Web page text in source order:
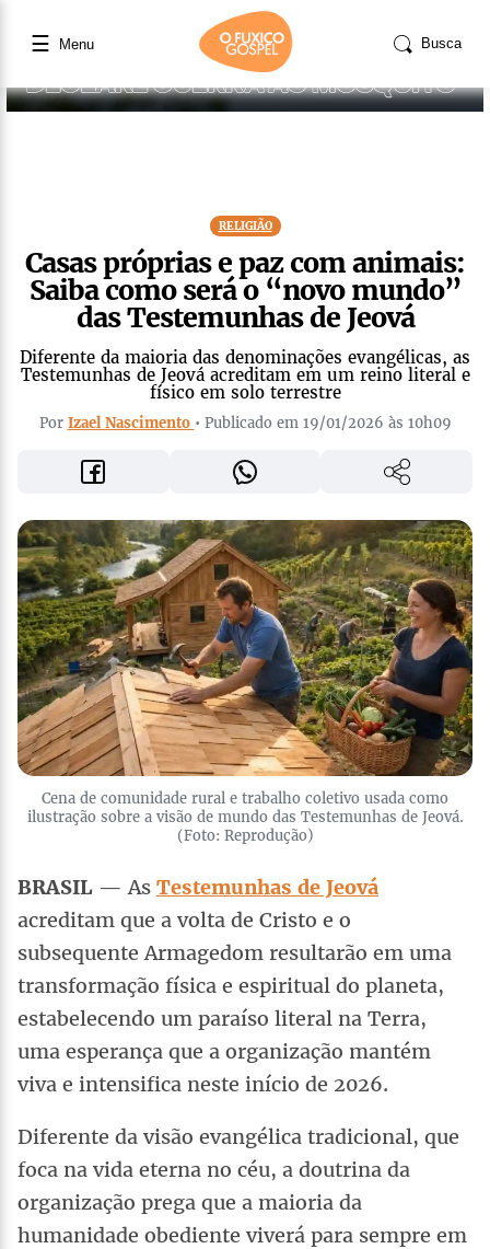
☰ Menu Busca
RELIGIÃO
Casas próprias e paz com animais:
Saiba como será o “novo mundo”
das Testemunhas de Jeová
Diferente da maioria das denominações evangélicas, as
Testemunhas de Jeová acreditam em um reino literal e
físico em solo terrestre
Por Izael Nascimento • Publicado em 19/01/2026 às 10h09
Cena de comunidade rural e trabalho coletivo usada como
ilustração sobre a visão de mundo das Testemunhas de Jeová.
(Foto: Reprodução)
BRASIL — As Testemunhas de Jeová
acreditam que a volta de Cristo e o
subsequente Armagedom resultarão em uma
transformação física e espiritual do planeta,
estabelecendo um paraíso literal na Terra,
uma esperança que a organização mantém
viva e intensifica neste início de 2026.
Diferente da visão evangélica tradicional, que
foca na vida eterna no céu, a doutrina da
organização prega que a maioria da
humanidade obediente viverá para sempre em